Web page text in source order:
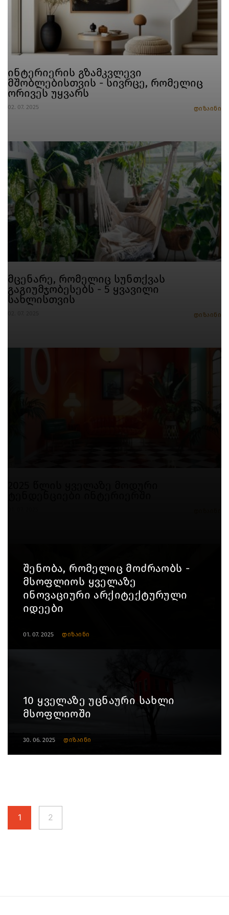
ინტერიერის გზამკვლევი
მშობლებისთვის - სივრცე, რომელიც
ორივეს უყვარს
02. 07. 2025 დიზაინი
მცენარე, რომელიც სუნთქვას
გაგიუმჯობესებს - 5 ყვავილი
სახლისთვის
დიზაინი
შენობა, რომელიც მოძრაობს -
მსოფლიოს ყველაზე
ინოვაციური არქიტექტურული
იდეები
01. 07. 2025 დიზაინი
10 ყველაზე უცნაური სახლი
მსოფლიოში
30. 06. 2025 დიზაინი
1 2